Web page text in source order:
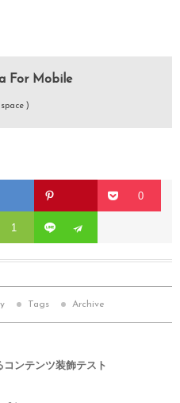
For Mobile
)
0
1
Tags Archive
コンテンツ装飾テスト